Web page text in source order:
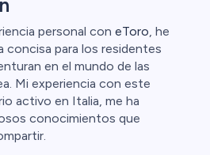
personal con eToro, he
concisa para los residentes
en el mundo de las
Mi experiencia con este
activo en Italia, me ha
conocimientos que